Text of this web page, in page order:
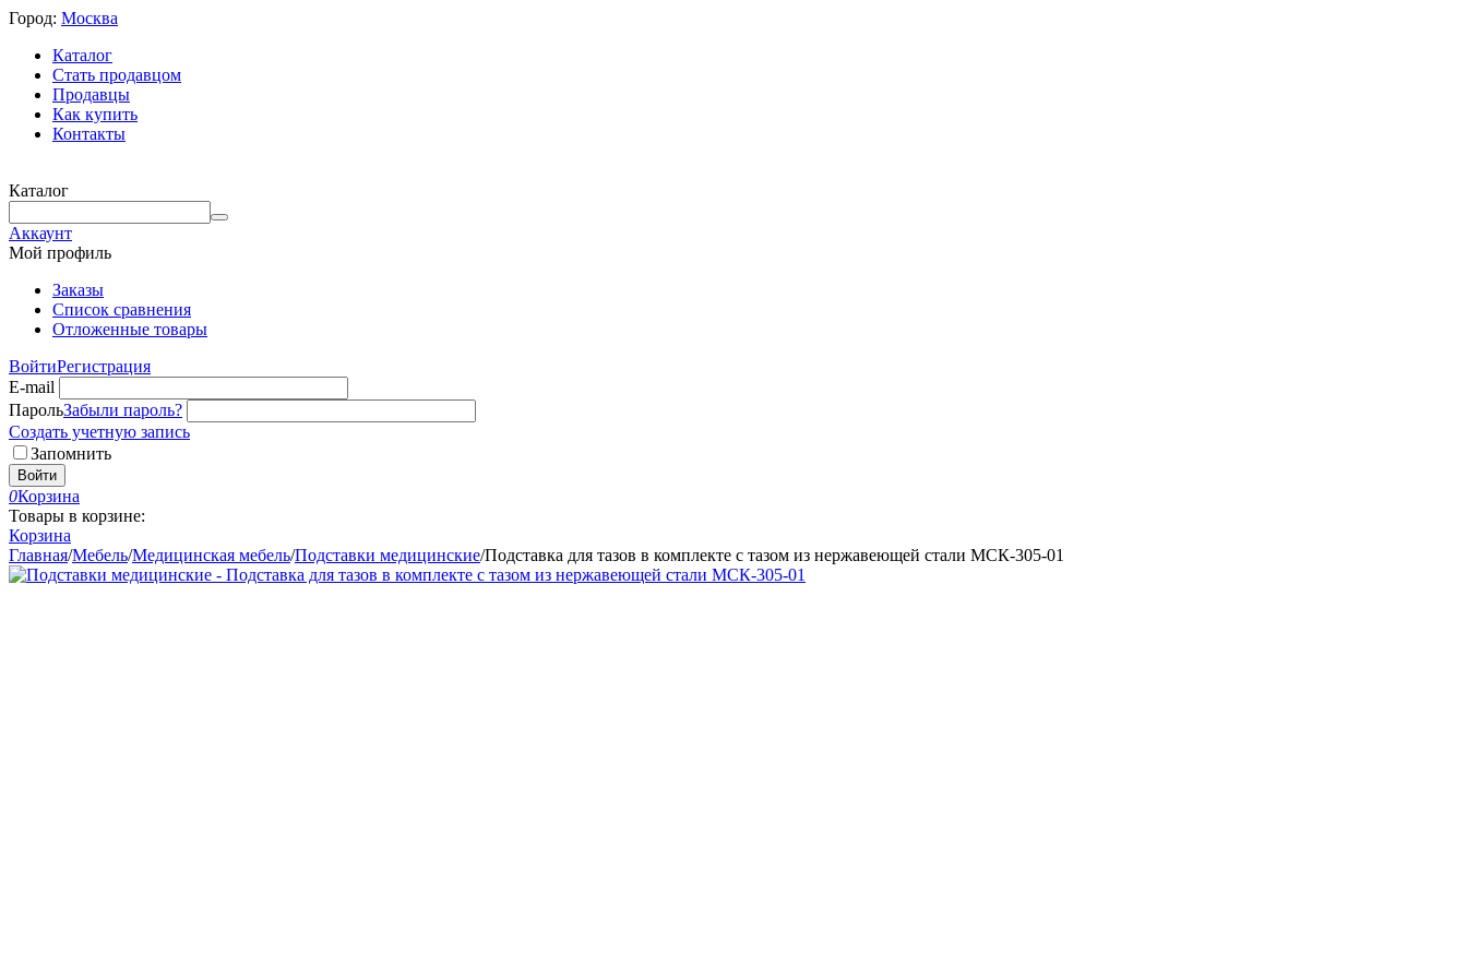
Город: Москва
Каталог
Стать продавцом
Продавцы
Как купить
Контакты
Каталог
Аккаунт
Мой профиль
Заказы
Список сравнения
Отложенные товары
ВойтиРегистрация
E-mail
ПарольЗабыли пароль?
Создать учетную запись
Запомнить
Войти
0Корзина
Товары в корзине:
Корзина
Главная/Мебель/Медицинская мебель/Подставки медицинские/Подставка для тазов в комплекте с тазом из нержавеющей стали МСК-305-01